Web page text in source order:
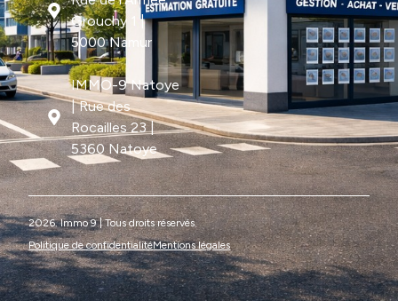
Grouchy 1 |
5000 Namur
IMMO-9 Natoye
| Rue des
Rocailles 23 |
5360 Natoye
2026. Immo 9 | Tous droits réservés.
Politique de confidentialitéMentions légales